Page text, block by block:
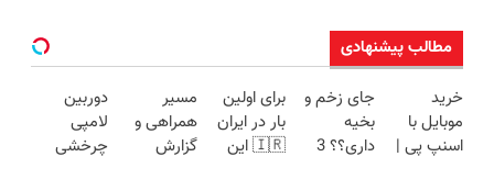
مطالب پیشنهادی
خرید
موبایل با
اسنپ پی |
جای زخم و
بخیه
داری؟؟ 3
برای اولین
بار در ایران
🇮🇷 این
مسیر
همراهی و
گزارش
دوربین
لامپی
چرخشی